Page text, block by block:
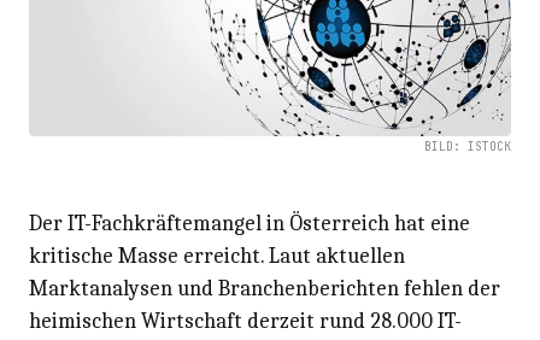
BILD: ISTOCK
Der IT-Fachkräftemangel in Österreich hat eine
kritische Masse erreicht. Laut aktuellen
Marktanalysen und Branchenberichten fehlen der
heimischen Wirtschaft derzeit rund 28.000 IT-